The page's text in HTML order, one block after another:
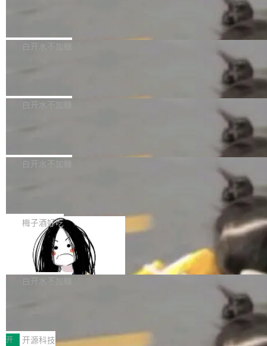
不得生成涉及安全性的关键变更，除非作者本身
36个月。 公告显示，本次宇树科技战略配售对
员工参与设立的专项资产管理计划。其中，Dee
获配9...
Bug fixes and enhancements 修复多次传递同
一个回归问题，该问题导致拉取镜像时会拒绝包
题，该问题可能导致在旧版 Linux 内核...
白开水不加糖
e 孵化器项目管理委员会（IPMC）投票中获得
P）！这一里程碑不仅标志着 Fluss 迈入新的发
白开水不加糖
长期停止内容更新，未能实现其作为“AI版维基百
提交的编辑请求也长期处于待处理状态。 Groki
pedia 于去年底上线，定位为由人工智能生成内
容的百科平台，被马斯克视为传统众包百科网站
维基百科的替代方案。Lawfare 调查发现，无论
热门页面还是低关注度页面，均未出现近期更
白开水不加糖
是这样的：配 MessageSource 的 Bean、写 R
eloadableResourceBundleMessageSource、
声明 LocaleResolver、注册 LocaleChangeInt
erceptor…五六步之后才能看到第一行翻译文
本。 Solon 换了个方式。整个 i18n 模块围绕三
梅子酒好吃
Apache Doris 4.1 全面增强 Iceberg：
支持 UPDATE、MERGE INTO 与 Iceb
erg V3
Apache Doris 4.1 要补齐的，正是缺失的那一
半。在已有查询能力的基础上，Doris 进一步支
常维护操作，并完整支持 Iceberg V3 格式。
白开水不加糖
村国家自主创新示范区会议中心开幕。本届大会
开 开源科技